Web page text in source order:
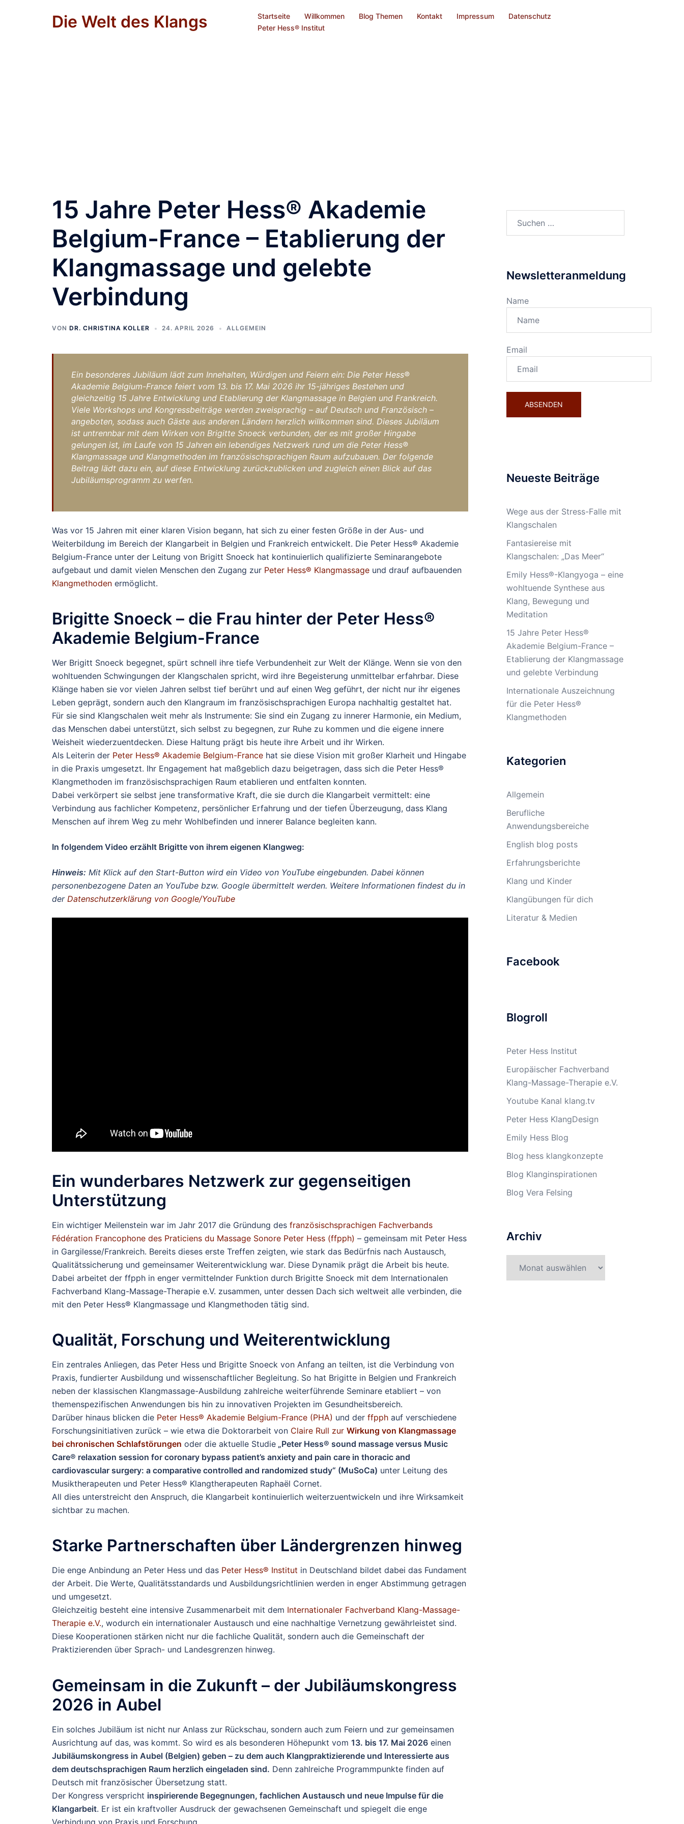
Die Welt des Klangs Startseite Willkommen Blog Themen Kontakt Impressum
Datenschutz
Peter Hess® Institut
15 Jahre Peter Hess® Akademie
Belgium-France – Etablierung der
Klangmassage und gelebte
Verbindung
VON DR. CHRISTINA KOLLER 24. APRIL 2026 ALLGEMEIN
Ein besonderes Jubiläum lädt zum Innehalten, Würdigen und Feiern ein: Die Peter Hess®
Akademie Belgium-France feiert vom 13. bis 17. Mai 2026 ihr 15-jähriges Bestehen und
gleichzeitig 15 Jahre Entwicklung und Etablierung der Klangmassage in Belgien und Frankreich.
Viele Workshops und Kongressbeiträge werden zweisprachig – auf Deutsch und Französisch –
angeboten, sodass auch Gäste aus anderen Ländern herzlich willkommen sind. Dieses Jubiläum
ist untrennbar mit dem Wirken von Brigitte Snoeck verbunden, der es mit großer Hingabe
gelungen ist, im Laufe von 15 Jahren ein lebendiges Netzwerk rund um die Peter Hess®
Klangmassage und Klangmethoden im französischsprachigen Raum aufzubauen. Der folgende
Beitrag lädt dazu ein, auf diese Entwicklung zurückzublicken und zugleich einen Blick auf das
Jubiläumsprogramm zu werfen.
Was vor 15 Jahren mit einer klaren Vision begann, hat sich zu einer festen Größe in der Aus- und
Weiterbildung im Bereich der Klangarbeit in Belgien und Frankreich entwickelt. Die Peter Hess® Akademie
Belgium-France unter der Leitung von Brigitt Snoeck hat kontinuierlich qualifizierte Seminarangebote
aufgebaut und damit vielen Menschen den Zugang zur Peter Hess® Klangmassage und drauf aufbauenden
Klangmethoden ermöglicht.
Brigitte Snoeck – die Frau hinter der Peter Hess®
Akademie Belgium-France
Wer Brigitt Snoeck begegnet, spürt schnell ihre tiefe Verbundenheit zur Welt der Klänge. Wenn sie von den
wohltuenden Schwingungen der Klangschalen spricht, wird ihre Begeisterung unmittelbar erfahrbar. Diese
Klänge haben sie vor vielen Jahren selbst tief berührt und auf einen Weg geführt, der nicht nur ihr eigenes
Leben geprägt, sondern auch den Klangraum im französischsprachigen Europa nachhaltig gestaltet hat.
Für sie sind Klangschalen weit mehr als Instrumente: Sie sind ein Zugang zu innerer Harmonie, ein Medium,
das Menschen dabei unterstützt, sich selbst zu begegnen, zur Ruhe zu kommen und die eigene innere
Weisheit wiederzuentdecken. Diese Haltung prägt bis heute ihre Arbeit und ihr Wirken.
Als Leiterin der Peter Hess® Akademie Belgium-France hat sie diese Vision mit großer Klarheit und Hingabe
in die Praxis umgesetzt. Ihr Engagement hat maßgeblich dazu beigetragen, dass sich die Peter Hess®
Klangmethoden im französischsprachigen Raum etablieren und entfalten konnten.
Dabei verkörpert sie selbst jene transformative Kraft, die sie durch die Klangarbeit vermittelt: eine
Verbindung aus fachlicher Kompetenz, persönlicher Erfahrung und der tiefen Überzeugung, dass Klang
Menschen auf ihrem Weg zu mehr Wohlbefinden und innerer Balance begleiten kann.
In folgendem Video erzählt Brigitte von ihrem eigenen Klangweg:
Hinweis: Mit Klick auf den Start-Button wird ein Video von YouTube eingebunden. Dabei können
personenbezogene Daten an YouTube bzw. Google übermittelt werden. Weitere Informationen findest du in
der Datenschutzerklärung von Google/YouTube
Ein wunderbares Netzwerk zur gegenseitigen
Unterstützung
Ein wichtiger Meilenstein war im Jahr 2017 die Gründung des französischsprachigen Fachverbands
Fédération Francophone des Praticiens du Massage Sonore Peter Hess (ffpph) – gemeinsam mit Peter Hess
in Gargilesse/Frankreich. Bereits dieses erste Treffen zeigten, wie stark das Bedürfnis nach Austausch,
Qualitätssicherung und gemeinsamer Weiterentwicklung war. Diese Dynamik prägt die Arbeit bis heute.
Dabei arbeitet der ffpph in enger vermittelnder Funktion durch Brigitte Snoeck mit dem Internationalen
Fachverband Klang-Massage-Therapie e.V. zusammen, unter dessen Dach sich weltweit alle verbinden, die
mit den Peter Hess® Klangmassage und Klangmethoden tätig sind.
Qualität, Forschung und Weiterentwicklung
Ein zentrales Anliegen, das Peter Hess und Brigitte Snoeck von Anfang an teilten, ist die Verbindung von
Praxis, fundierter Ausbildung und wissenschaftlicher Begleitung. So hat Brigitte in Belgien und Frankreich
neben der klassischen Klangmassage-Ausbildung zahlreiche weiterführende Seminare etabliert – von
themenspezifischen Anwendungen bis hin zu innovativen Projekten im Gesundheitsbereich.
Darüber hinaus blicken die Peter Hess® Akademie Belgium-France (PHA) und der ffpph auf verschiedene
Forschungsinitiativen zurück – wie etwa die Doktorarbeit von Claire Rull zur Wirkung von Klangmassage
bei chronischen Schlafstörungen oder die aktuelle Studie „Peter Hess® sound massage versus Music
Care® relaxation session for coronary bypass patient’s anxiety and pain care in thoracic and
cardiovascular surgery: a comparative controlled and randomized study“ (MuSoCa) unter Leitung des
Musiktherapeuten und Peter Hess® Klangtherapeuten Raphaël Cornet.
All dies unterstreicht den Anspruch, die Klangarbeit kontinuierlich weiterzuentwickeln und ihre Wirksamkeit
sichtbar zu machen.
Starke Partnerschaften über Ländergrenzen hinweg
Die enge Anbindung an Peter Hess und das Peter Hess® Institut in Deutschland bildet dabei das Fundament
der Arbeit. Die Werte, Qualitätsstandards und Ausbildungsrichtlinien werden in enger Abstimmung getragen
und umgesetzt.
Gleichzeitig besteht eine intensive Zusammenarbeit mit dem Internationaler Fachverband Klang-Massage-
Therapie e.V., wodurch ein internationaler Austausch und eine nachhaltige Vernetzung gewährleistet sind.
Diese Kooperationen stärken nicht nur die fachliche Qualität, sondern auch die Gemeinschaft der
Praktizierenden über Sprach- und Landesgrenzen hinweg.
Gemeinsam in die Zukunft – der Jubiläumskongress
2026 in Aubel
Ein solches Jubiläum ist nicht nur Anlass zur Rückschau, sondern auch zum Feiern und zur gemeinsamen
Ausrichtung auf das, was kommt. So wird es als besonderen Höhepunkt vom 13. bis 17. Mai 2026 einen
Jubiläumskongress in Aubel (Belgien) geben – zu dem auch Klangpraktizierende und Interessierte aus
dem deutschsprachigen Raum herzlich eingeladen sind. Denn zahlreiche Programmpunkte finden auf
Deutsch mit französischer Übersetzung statt.
Der Kongress verspricht inspirierende Begegnungen, fachlichen Austausch und neue Impulse für die
Klangarbeit. Er ist ein kraftvoller Ausdruck der gewachsenen Gemeinschaft und spiegelt die enge
Verbindung von Praxis und Forschung.
Newsletteranmeldung
Name
Email
Neueste Beiträge
Wege aus der Stress-Falle mit
Klangschalen
Fantasiereise mit
Klangschalen: „Das Meer“
Emily Hess®-Klangyoga – eine
wohltuende Synthese aus
Klang, Bewegung und
Meditation
15 Jahre Peter Hess®
Akademie Belgium-France –
Etablierung der Klangmassage
und gelebte Verbindung
Internationale Auszeichnung
für die Peter Hess®
Klangmethoden
Kategorien
Allgemein
Berufliche
Anwendungsbereiche
English blog posts
Erfahrungsberichte
Klang und Kinder
Klangübungen für dich
Literatur & Medien
Facebook
Blogroll
Peter Hess Institut
Europäischer Fachverband
Klang-Massage-Therapie e.V.
Youtube Kanal klang.tv
Peter Hess KlangDesign
Emily Hess Blog
Blog hess klangkonzepte
Blog Klanginspirationen
Blog Vera Felsing
Archiv